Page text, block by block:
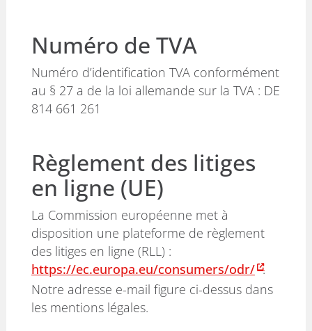
Numéro de TVA
Numéro d’identification TVA conformément
au § 27 a de la loi allemande sur la TVA : DE
814 661 261
Règlement des litiges
en ligne (UE)
La Commission européenne met à
disposition une plateforme de règlement
des litiges en ligne (RLL) :
https://ec.europa.eu/consumers/odr/ .
Notre adresse e-mail figure ci-dessus dans
les mentions légales.